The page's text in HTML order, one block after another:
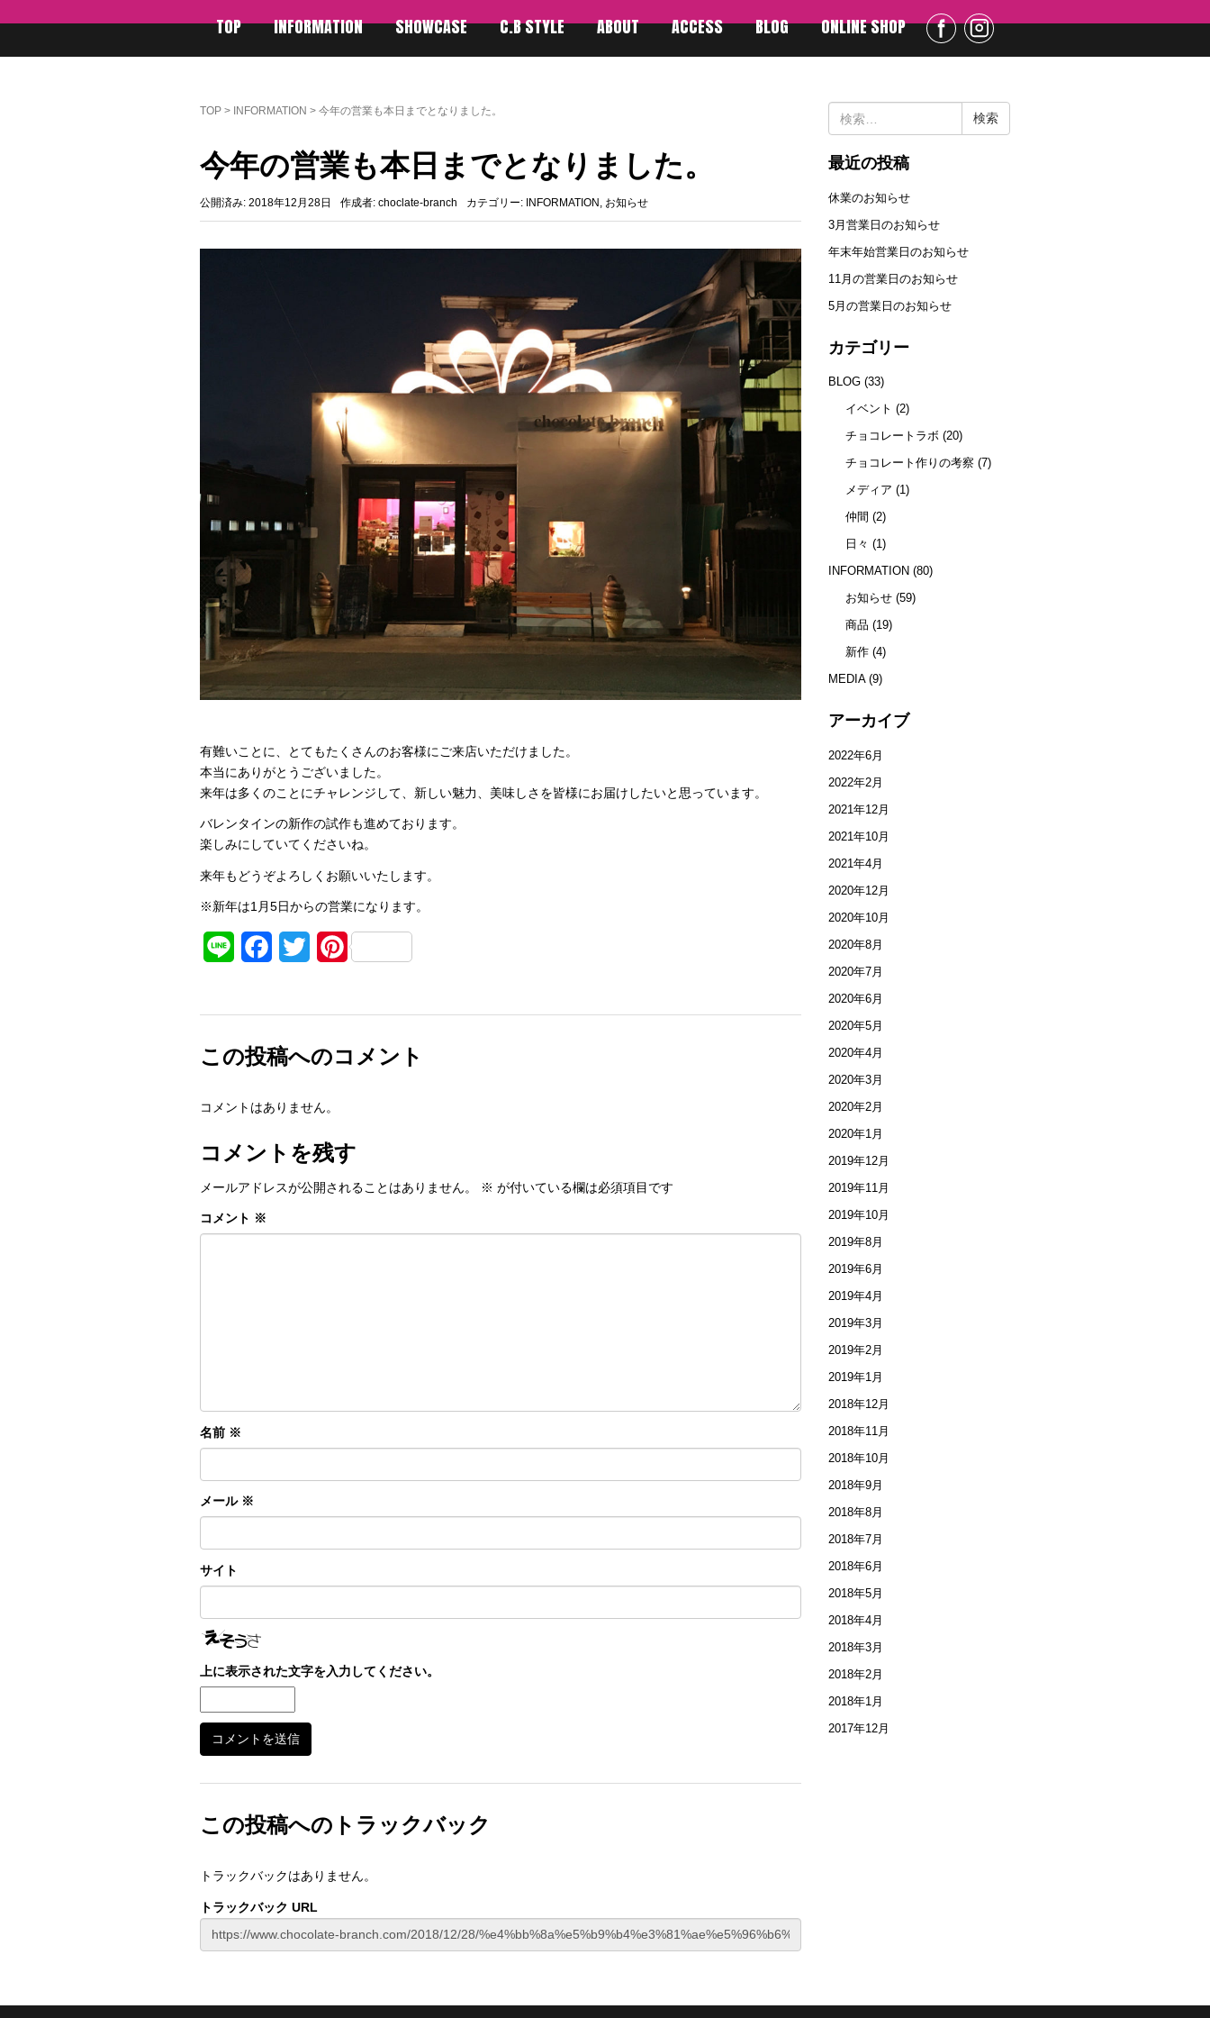
TOP INFORMATION SHOWCASE C.B STYLE ABOUT ACCESS BLOG ONLINE SHOP
TOP > INFORMATION > 今年の営業も本日までとなりました。
今年の営業も本日までとなりました。
公開済み: 2018年12月28日 作成者: choclate-branch カテゴリー: INFORMATION , お知らせ
有難いことに、とてもたくさんのお客様にご来店いただけました。
本当にありがとうございました。
来年は多くのことにチャレンジして、新しい魅力、美味しさを皆様にお届けしたいと思っています。
バレンタインの新作の試作も進めております。
楽しみにしていてくださいね。
来年もどうぞよろしくお願いいたします。
※新年は1月5日からの営業になります。
Line FacebookTwitterPinterest
この投稿へのコメント
コメントはありません。
コメントを残す
メールアドレスが公開されることはありません。 ※ が付いている欄は必須項目です
コメント ※
名前 ※
メール ※
サイト
上に表示された文字を入力してください。
この投稿へのトラックバック
トラックバックはありません。
トラックバック URL
索:
最近の投稿
休業のお知らせ
3月営業日のお知らせ
年末年始営業日のお知らせ
11月の営業日のお知らせ
5月の営業日のお知らせ
カテゴリー
BLOG(33)
イベント (2)
チョコレートラボ (20)
チョコレート作りの考察 (7)
メディア (1)
仲間 (2)
日々 (1)
INFORMATION (80)
お知らせ (59)
商品 (19)
新作 (4)
MEDIA(9)
アーカイブ
2022年6月
2022年2月
2021年12月
2021年10月
2021年4月
2020年12月
2020年10月
2020年8月
2020年7月
2020年6月
2020年5月
2020年4月
2020年3月
2020年2月
2020年1月
2019年12月
2019年11月
2019年10月
2019年8月
2019年6月
2019年4月
2019年3月
2019年2月
2019年1月
2018年12月
2018年11月
2018年10月
2018年9月
2018年8月
2018年7月
2018年6月
2018年5月
2018年4月
2018年3月
2018年2月
2018年1月
2017年12月